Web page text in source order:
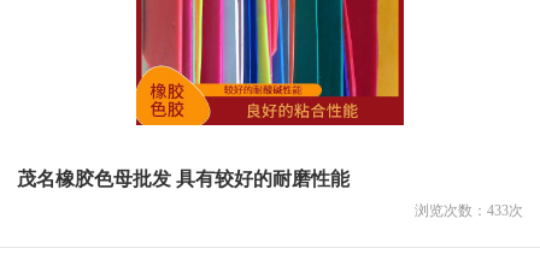
茂名橡胶色母批发 具有较好的耐磨性能
浏览次数： 433次